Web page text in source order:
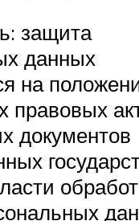
защита
данных
на
правовых
документов